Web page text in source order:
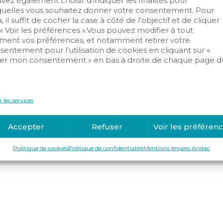
vous souhaitez donner votre consentement. Pour
il suffit de cocher la case à côté de l’objectif et de cliquer
Voir les préférences ».Vous pouvez modifier à tout
vos préférences, et notamment retirer votre
pour l’utilisation de cookies en cliquant sur «
mon consentement » en bas à droite de chaque page
les services
Accepter Refuser Voir les
Politique de cookiesPolitique de confidentialitéMentions légales Anitec
Copyright © 2019-2025 Anitec